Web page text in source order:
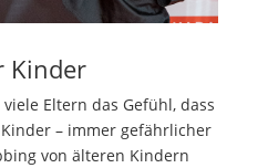
Kinder
Eltern das Gefühl, dass
– immer gefährlicher
von älteren Kindern